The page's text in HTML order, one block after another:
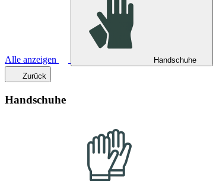
Alle anzeigen Handschuhe
Zurück
Handschuhe